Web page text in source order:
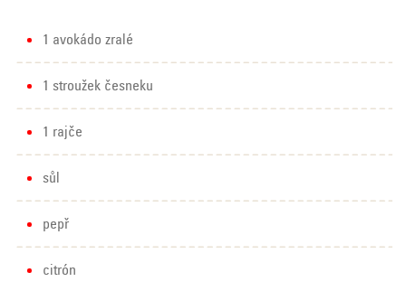
1 avokádo zralé
1 stroužek česneku
1 rajče
sůl
pepř
citrón